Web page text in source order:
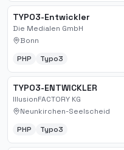
TYPO3-Entwickler
Die Medialen GmbH
Bonn
PHP
Typo3
TYPO3-ENTWICKLER
IllusionFACTORY KG
Neunkirchen-Seelscheid
PHP
Typo3